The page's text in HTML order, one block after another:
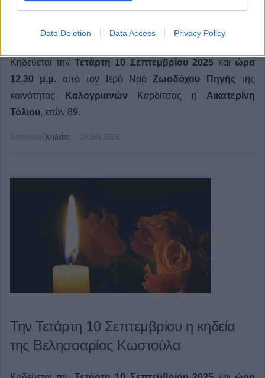
Data Deletion Data Access Privacy Policy
Την Τετάρτη 10 Σεπτεμβρίου η κηδεία
της Αικατερίνης Τόλιου
Κηδεύεται την Τετάρτη 10 Σεπτεμβρίου 2025 και ώρα
12.30 μ.μ. από τον Ιερό Ναό Ζωοδόχου Πηγής της
κοινότητας
Καλογριανών Καρδίτσας η Αικατερίνη
Τόλιου, ετών 89.
Κατηγορία Κηδείες 09 Σεπ 2025
Την Τετάρτη 10 Σεπτεμβρίου η κηδεία
της Βελησσαρίας Κωστούλα